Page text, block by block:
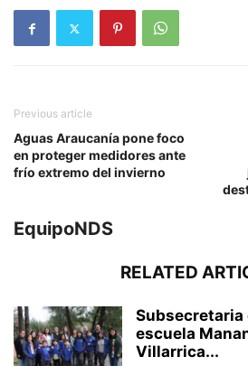
Previous article
Aguas Araucanía pone foco
en proteger medidores ante
frío extremo del invierno
EquipoNDS
RELATED
Subsecretaria
escuela
Villarrica...